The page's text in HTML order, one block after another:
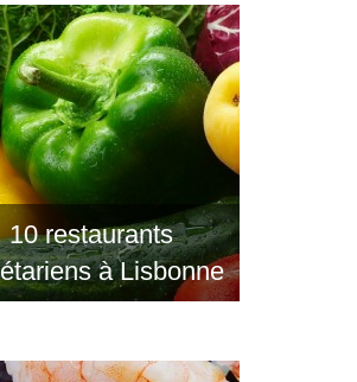
10 restaurants
à Lisbonne